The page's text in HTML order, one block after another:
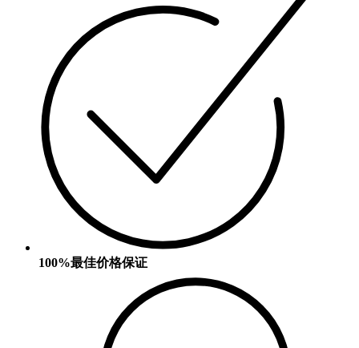
100%最佳价格保证